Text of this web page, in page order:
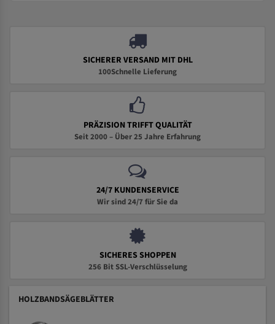
SICHERER VERSAND MIT DHL
100Schnelle Lieferung
PRÄZISION TRIFFT QUALITÄT
Seit 2000 – Über 25 Jahre Erfahrung
24/7 KUNDENSERVICE
Wir sind 24/7 für Sie da
SICHERES SHOPPEN
256 Bit SSL-Verschlüsselung
HOLZBANDSÄGEBLÄTTER